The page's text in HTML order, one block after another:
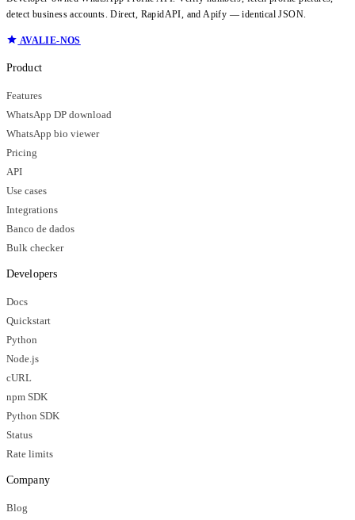
detect business accounts. Direct, RapidAPI, and Apify — identical JSON.
AVALIE-NOS
Product
Features
WhatsApp DP download
WhatsApp bio viewer
Pricing
API
Use cases
Integrations
Banco de dados
Bulk checker
Developers
Docs
Quickstart
Python
Node.js
cURL
npm SDK
Python SDK
Status
Rate limits
Company
Blog